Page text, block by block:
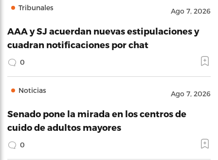
Tribunales Ago 7, 2026
AAA y SJ acuerdan nuevas estipulaciones y
cuadran notificaciones por chat
0
Noticias Ago 7, 2026
Senado pone la mirada en los centros de
cuido de adultos mayores
0